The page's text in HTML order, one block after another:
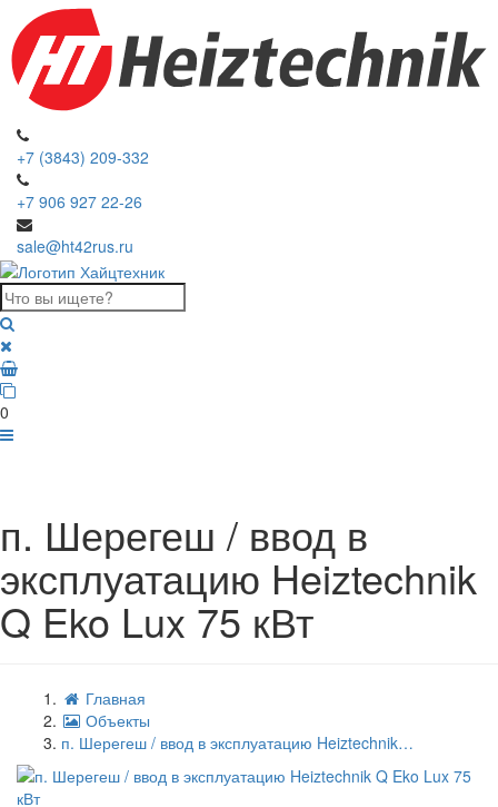
+7 (3843) 209-332
+7 906 927 22-26
sale@ht42rus.ru
0
п. Шерегеш / ввод в
эксплуатацию Heiztechnik
Q Eko Lux 75 кВт
Главная
Объекты
п. Шерегеш / ввод в эксплуатацию Heiztechnik…